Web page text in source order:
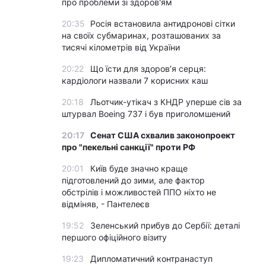
про проблеми зі здоров'ям
20:35
Росія встановила антидронові сітки
на своїх субмаринах, розташованих за
тисячі кілометрів від України
20:22
Що їсти для здоров’я серця:
кардіологи назвали 7 корисних каш
20:18
Льотчик-утікач з КНДР уперше сів за
штурвал Boeing 737 і був приголомшений
20:17 Сенат США схвалив законопроект
про "пекельні санкції" проти РФ
20:01
Київ буде значно краще
підготовлений до зими, але фактор
обстрілів і можливостей ППО ніхто не
відміняв, - Пантелеєв
19:52
Зеленський прибув до Сербії: деталі
першого офіційного візиту
19:23
Дипломатичний контранаступ